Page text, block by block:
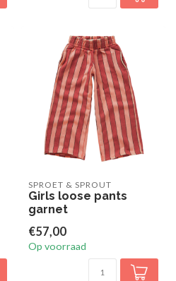
SPROET & SPROUT
Girls loose pants
garnet
€57,00
Op voorraad